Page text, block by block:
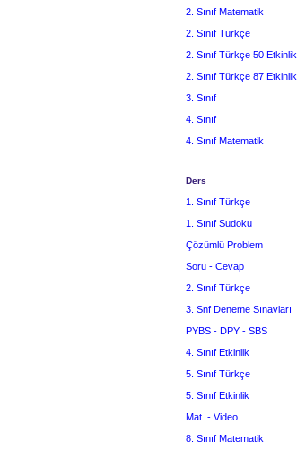
2. Sınıf Matematik
2. Sınıf Türkçe
2. Sınıf Türkçe 50 Etkinlik
2. Sınıf Türkçe 87 Etkinlik
3. Sınıf
4. Sınıf
4. Sınıf Matematik
Ders
1. Sınıf Türkçe
1. Sınıf Sudoku
Çözümlü Problem
Soru - Cevap
2. Sınıf Türkçe
3. Snf Deneme Sınavları
PYBS - DPY - SBS
4. Sınıf Etkinlik
5. Sınıf Türkçe
5. Sınıf Etkinlik
Mat. - Video
8. Sınıf Matematik